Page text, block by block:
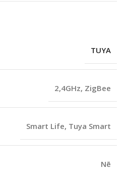
TUYA
2,4GHz, ZigBee
Smart Life, Tuya Smart
Nē